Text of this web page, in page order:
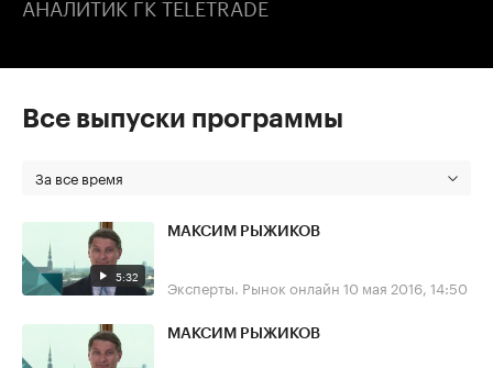
Все выпуски программы
За все время
5:32
МАКСИМ РЫЖИКОВ
Эксперты. Рынок онлайн 10 мая 2016, 14:50
МАКСИМ РЫЖИКОВ